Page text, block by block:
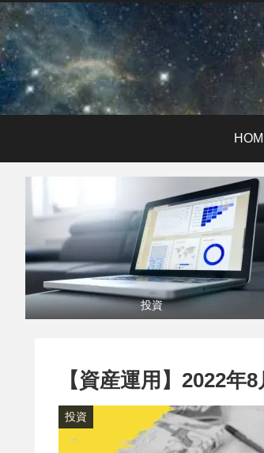
投資
【資産運用】2022年
投資